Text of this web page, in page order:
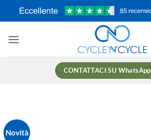
CONTATTACI SU WhatsApp
Novità